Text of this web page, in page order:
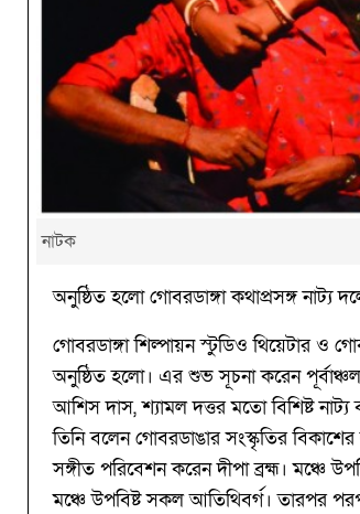
নাটক
অনুষ্ঠিত হলো গোবরডাঙ্গা কথাপ্রসঙ্গ নাট্য
গোবরডাঙ্গা শিল্পায়ন স্টুডিও থিয়েটার ও
অনুষ্ঠিত হলো। এর শুভ সূচনা করেন পূর্বাঞ্চল
আশিস দাস, শ‍্যামল দত্তর মতো বিশিষ্ট নাট্য
তিনি বলেন গোবরডাঙার সংস্কৃতির
সঙ্গীত পরিবেশন করেন দীপা ব্রহ্ম। মঞ্চে
মঞ্চে উপবিষ্ট সকল আতিথিবর্গ। তারপর